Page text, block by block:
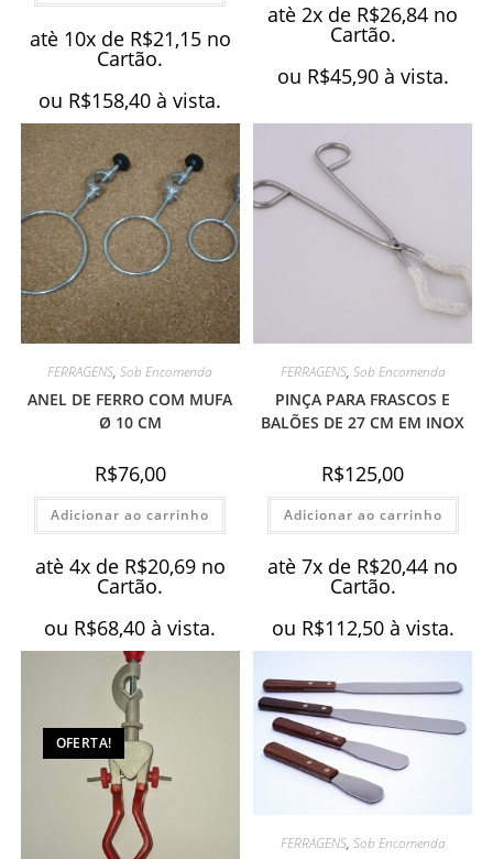
atè 10x de R$21,15 no
Cartão.
ou R$158,40 à vista.
atè 2x de R$26,84 no
Cartão.
ou R$45,90 à vista.
FERRAGENS,Sob Encomenda
ANEL DE FERRO COM MUFA
Ø 10 CM
R$76,00
Adicionar ao carrinho
atè 4x de R$20,69 no
Cartão.
ou R$68,40 à vista.
FERRAGENS, Sob Encomenda
PINÇA PARA FRASCOS E
BALÕES DE 27 CM EM INOX
R$125,00
Adicionar ao carrinho
atè 7x de R$20,44 no
Cartão.
ou R$112,50 à vista.
OFERTA!
FERRAGENS, Sob Encomenda